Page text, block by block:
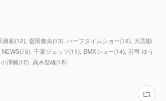
橋彬(12) 密岡奏央(13) ハーフタイムショー(18) 大西勘
NEWS(75) 千葉ジェッツ(11) BMXショー(14) 荘司 ゆう
小澤楓(12) 高木聖雄(18)